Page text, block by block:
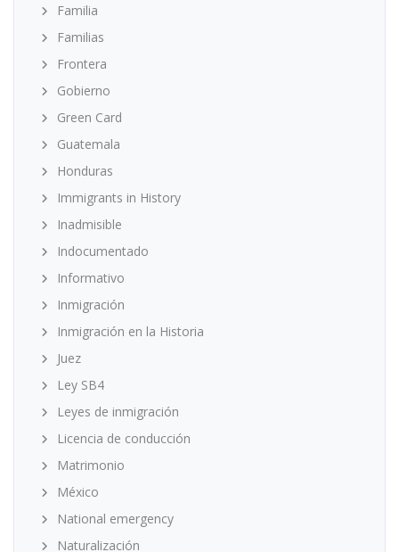
Familia
Familias
Frontera
Gobierno
Green Card
Guatemala
Honduras
Immigrants in History
Inadmisible
Indocumentado
Informativo
Inmigración
Inmigración en la Historia
Juez
Ley SB4
Leyes de inmigración
Licencia de conducción
Matrimonio
México
National emergency
Naturalización